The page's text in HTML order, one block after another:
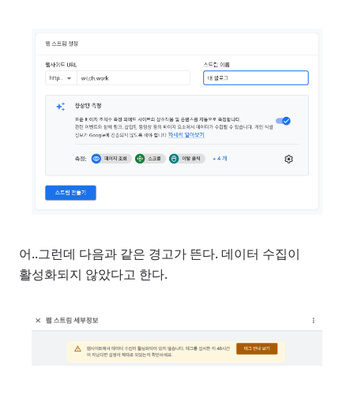
어..그런데 다음과 같은 경고가 뜬다. 데이터 수집이
활성화되지 않았다고 한다.